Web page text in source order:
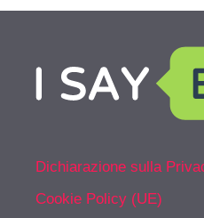
Dichiarazione sulla
Cookie Policy (UE)